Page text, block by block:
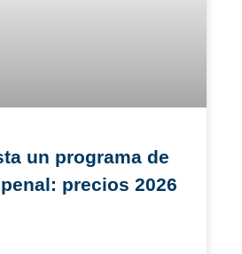
un programa de
precios 2026